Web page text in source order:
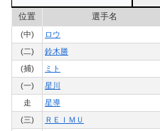
位置 選手名
(中) ロウ
(二)
鈴木勝
(捕)
ミト
(一)
星川
走
星導
(三)
ＲＥＩＭＵ